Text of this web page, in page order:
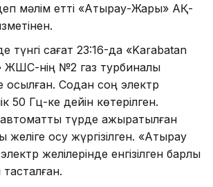
мәлім етті «Атырау-Жарық» АҚ-
түнгі сағат 23:16-да «Karabatan
ЖШС-нің №2 газ турбиналы
қосылған. Содан соң электр
50 Гц-ке дейін көтерілген.
автоматты түрде ажыратылған
қосу жүргізілген. «Атырау
желілерінде енгізілген барлық